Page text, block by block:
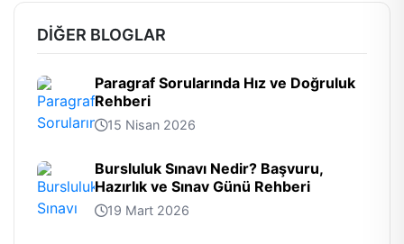
DIĞER BLOGLAR
Paragraf Sorularında Hız ve Doğruluk
Rehberi
15 Nisan 2026
Bursluluk Sınavı Nedir? Başvuru,
Hazırlık ve Sınav Günü Rehberi
19 Mart 2026